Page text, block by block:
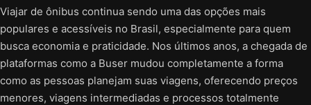
Viajar de ônibus continua sendo uma das opções mais
populares e acessíveis no Brasil, especialmente para quem
busca economia e praticidade. Nos últimos anos, a chegada de
plataformas como a Buser mudou completamente a forma
como as pessoas planejam suas viagens, oferecendo preços
menores, viagens intermediadas e processos totalmente